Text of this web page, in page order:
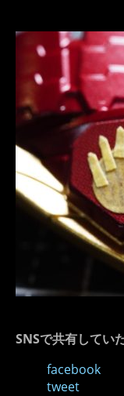
SNSで共有してい
facebook
tweet